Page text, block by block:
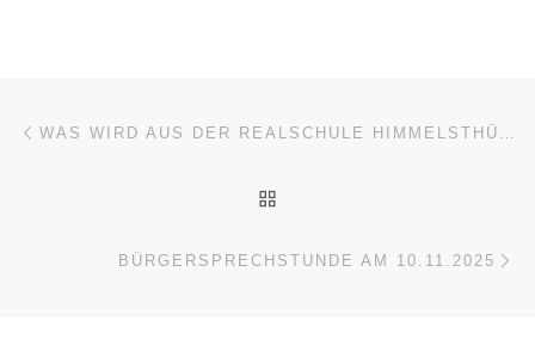
Beitragsnavigation
BÜRGERSPRECHSTUNDE AM 10.11.2025